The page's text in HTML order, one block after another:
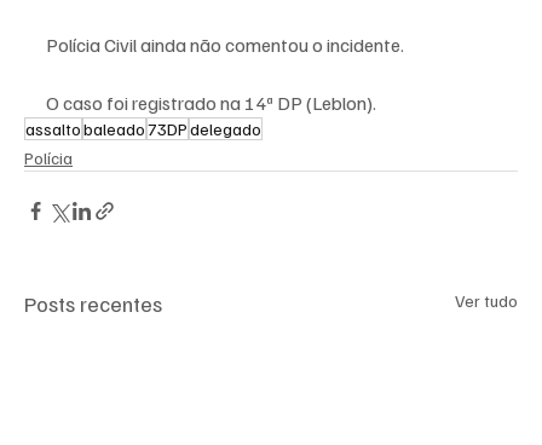
Polícia Civil ainda não comentou o incidente.
O caso foi registrado na 14ª DP (Leblon).
assaltobaleado73DPdelegado
Polícia
Posts recentes Ver tudo